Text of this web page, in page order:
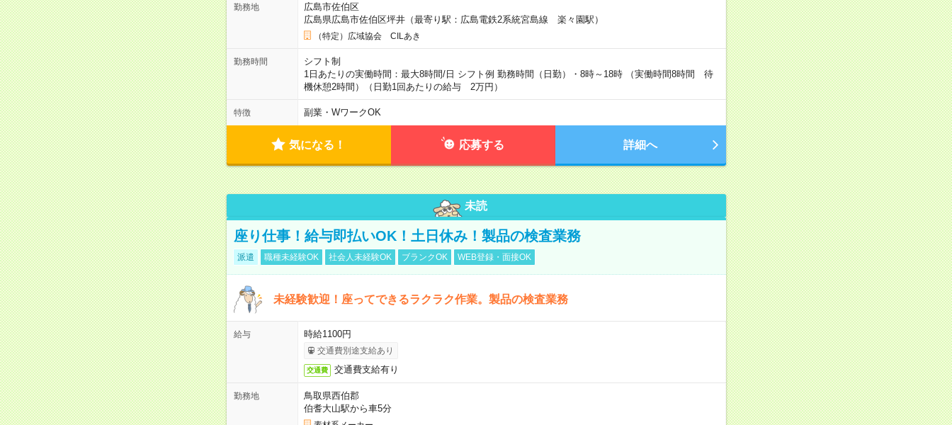
勤務地
広島市佐伯区
広島県広島市佐伯区坪井（最寄り駅：広島電鉄2系統宮島線 楽々園駅）
（特定）広域協会 CILあき
勤務時間
シフト制
1日あたりの実働時間：最大8時間/日 シフト例 勤務時間（日勤）・8時～18時 （実働時間8時間 待
機休憩2時間）（日勤1回あたりの給与 2万円）
特徴 副業・WワークOK
気になる！ 応募する 詳細へ
未読
座り仕事！給与即払いOK！土日休み！製品の検査業務
派遣 職種未経験OK 社会人未経験OK ブランクOK WEB登録・面接OK
未経験歓迎！座ってできるラクラク作業。製品の検査業務
給与 時給1100円
交通費別途支給あり
交通費 交通費支給有り
勤務地
鳥取県西伯郡
伯耆大山駅から車5分